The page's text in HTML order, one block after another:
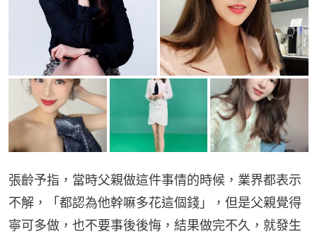
張齡予指，當時父親做這件事情的時候，業界都表示
不解，「都認為他幹嘛多花這個錢」，但是父親覺得
寧可多做，也不要事後後悔，結果做完不久，就發生